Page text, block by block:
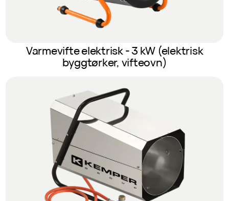
Varmevifte elektrisk - 3 kW (elektrisk
byggtørker, vifteovn)